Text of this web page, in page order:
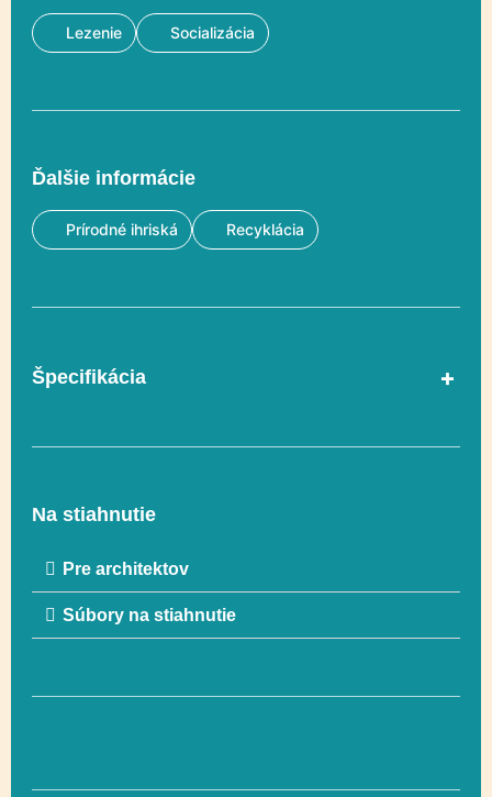
Lezenie Socializácia
Ďalšie informácie
Prírodné ihriská Recyklácia
Špecifikácia
V súlade s normou
Rozmer 100 x 213 cm
Na stiahnutie
Pre architektov
Súbory na stiahnutie